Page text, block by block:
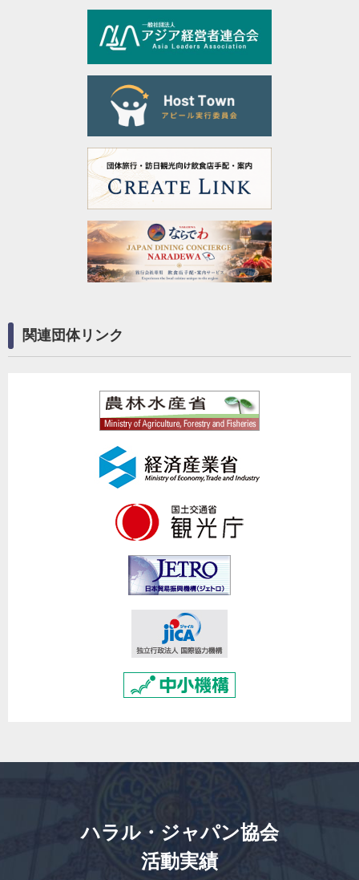
関連団体リンク
ハラル・ジャパン協会
活動実績